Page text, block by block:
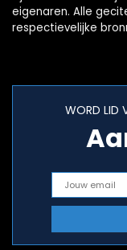
eigenaren. Alle
respectievelijke
WORD LID